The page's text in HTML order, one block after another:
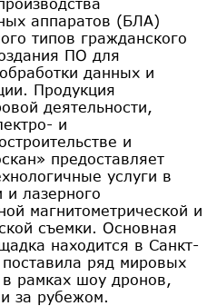
аппаратов (БЛА)
типов гражданского
ПО для
данных и
Продукция
деятельности,
и
и
предоставляет
услуги в
лазерного
магнитометрической и
съемки. Основная
находится в Санкт-
ряд мировых
рамках шоу дронов,
за рубежом.